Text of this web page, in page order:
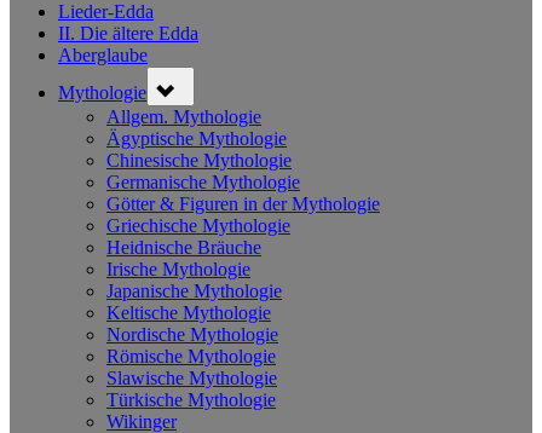
Lieder-Edda
II. Die ältere Edda
Aberglaube
Mythologie sub-
menu
Allgem. Mythologie
Ägyptische Mythologie
Chinesische Mythologie
Germanische Mythologie
Götter & Figuren in der Mythologie
Griechische Mythologie
Heidnische Bräuche
Irische Mythologie
Japanische Mythologie
Keltische Mythologie
Nordische Mythologie
Römische Mythologie
Slawische Mythologie
Türkische Mythologie
Wikinger